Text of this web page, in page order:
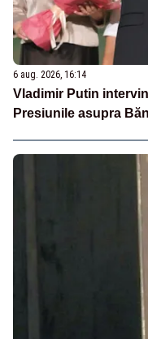
6 aug. 2026, 16:14
Vladimir Putin
Presiunile asupra